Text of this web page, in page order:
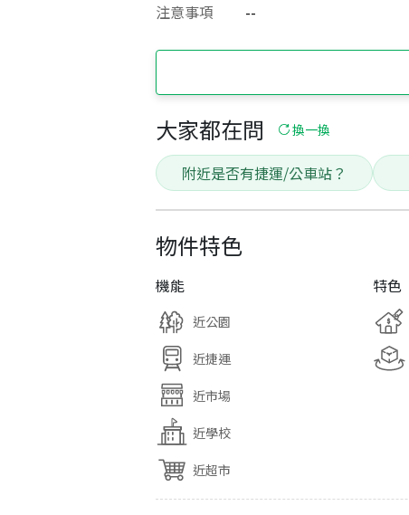
注意事項
--
大家都在問 換一換
附近是否有捷運/公車站？
物件特色
機能
近公園
近捷運
近市場
近學校
近超市
特色